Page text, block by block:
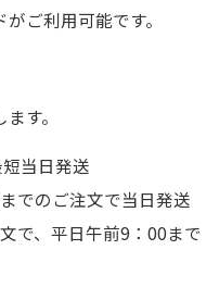
ご利用可能です。
す。
当日発送
でのご注文で当日発送
で、平日午前9：00まで